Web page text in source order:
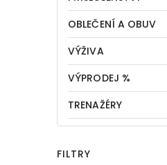
OBLEČENÍ A OBUV
VÝŽIVA
VÝPRODEJ %
TRENAŽÉRY
FILTRY